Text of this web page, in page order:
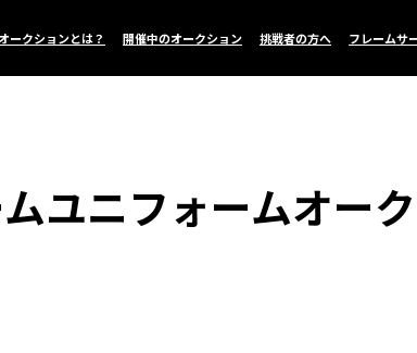
ークションとは？ 開催中のオークション 挑戦者の方へ フレームサ
ユニフォームオー